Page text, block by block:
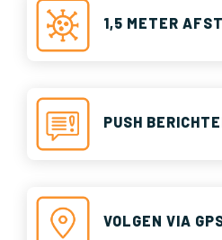
1,5 METER
PUSH
VOLGEN VIA